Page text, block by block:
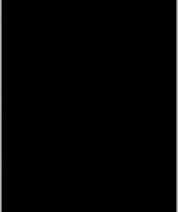
película The Wrath of